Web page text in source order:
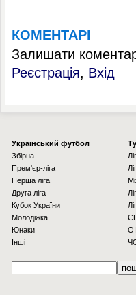
КОМЕНТАРІ
Залишати
Реєстрація, Вхід
Українcький футбол
Збірна
Прем'єр-ліга
Перша ліга
Друга ліга
Кубок України
Молодіжка
Юнаки
Інші